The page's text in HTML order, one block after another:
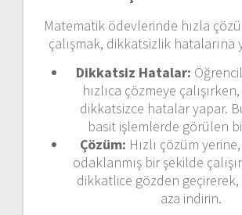
Matematik ödevlerinde hızla
çalışmak, dikkatsizlik hatalarına
Dikkatsiz Hatalar:
hızlıca çözmeye
dikkatsizce hatalar yapar.
basit işlemlerde görülen
Çözüm: Hızlı çözüm
odaklanmış bir şekilde
dikkatlice gözden geçirerek,
aza indirin.